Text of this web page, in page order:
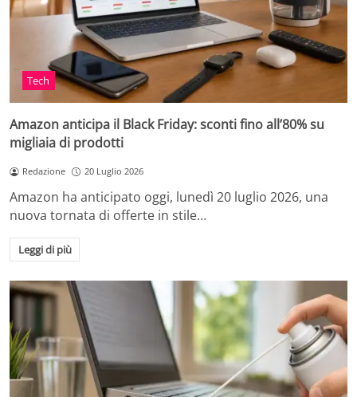
Tech
Amazon anticipa il Black Friday: sconti fino all’80% su
migliaia di prodotti
Redazione 20 Luglio 2026
Amazon ha anticipato oggi, lunedì 20 luglio 2026, una
nuova tornata di offerte in stile…
Leggi di più